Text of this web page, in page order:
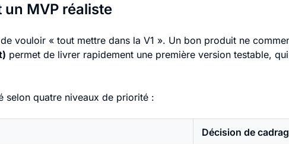
MVP réaliste
vouloir « tout mettre dans la V1 ». Un bon produit ne
permet de livrer rapidement une première version testable,
selon quatre niveaux de priorité :
Décision de